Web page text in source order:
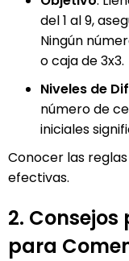
del 1 al 9,
Ningún
o caja de 3x3.
Niveles de
número de
iniciales
Conocer las
efectivas.
2.
para